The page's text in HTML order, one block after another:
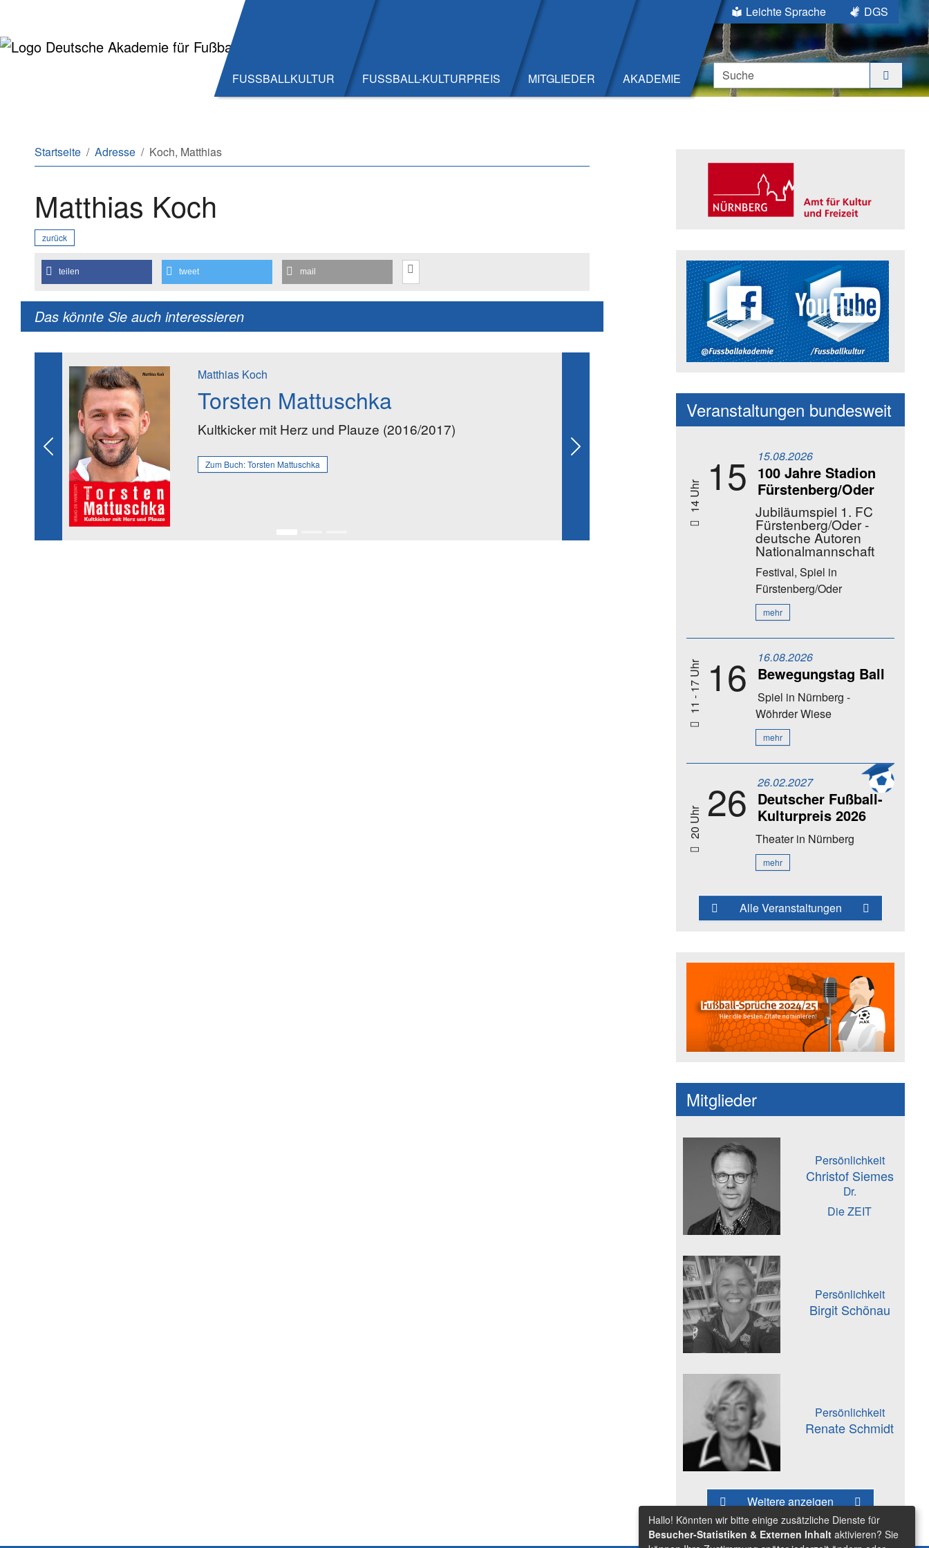
FUSSBALLKULTUR FUSSBALL-KULTURPREIS MITGLIEDER AKADEMIE
Leichte Sprache
DGS
Suche
Sie sind hier:
Startseite Adresse Koch, Matthias
Matthias Koch
zurück
teilen tweet mail
Das könnte Sie auch interessieren
Matthias Koch
Torsten Mattuschka
Kultkicker mit Herz und Plauze (2016/2017)
Zum Buch:Torsten Mattuschka
Previous Next
Social Media Kanäle der
Veranstaltungen bundesweit
14 Uhr 15 15.08.2026
100 Jahre Stadion
Fürstenberg/Oder
Jubiläumspiel 1. FC
Fürstenberg/Oder -
deutsche Autoren
Nationalmannschaft
Festival, Spiel in
Fürstenberg/Oder
mehr
11 - 17 Uhr 16 16.08.2026
Bewegungstag Ball
Spiel in Nürnberg -
Wöhrder Wiese
mehr
20 Uhr 26 26.02.2027
Deutscher Fußball-
Kulturpreis 2026
Theaterin Nürnberg
mehr
Alle Veranstaltungen
Fußballspruch des Jahres:
Mitglieder
Persönlichkeit
Christof Siemes
Dr.
Die ZEIT
Persönlichkeit
Birgit Schönau
Persönlichkeit
Renate Schmidt
Weitere anzeigen
Hallo! Könnten wir bitte einige zusätzliche Dienste für
Besucher-Statistiken & Externen Inhalt aktivieren? Sie